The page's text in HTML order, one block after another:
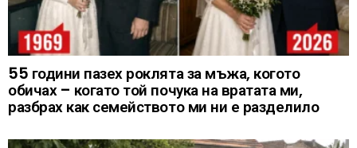
55 години пазех роклята за мъжа, когото
обичах – когато той почука на вратата ми,
разбрах как семейството ми ни е разделило